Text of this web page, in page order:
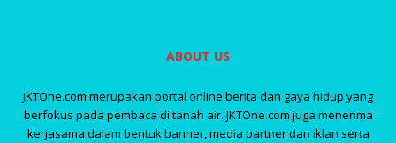
ABOUT US
JKTOne.com merupakan portal online berita dan gaya hidup yang
berfokus pada pembaca di tanah air. JKTOne.com juga menerima
kerjasama dalam bentuk banner, media partner dan iklan serta